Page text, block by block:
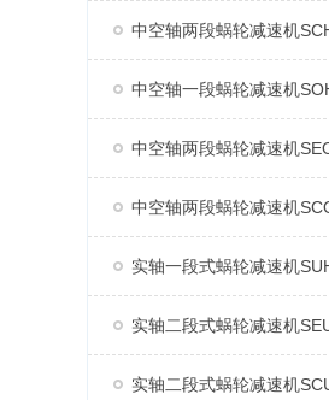
中空轴两段蜗轮减速机
中空轴一段蜗轮减速机
中空轴两段蜗轮减速机
中空轴两段蜗轮减速机
实轴一段式蜗轮减速机
实轴二段式蜗轮减速机
实轴二段式蜗轮减速机